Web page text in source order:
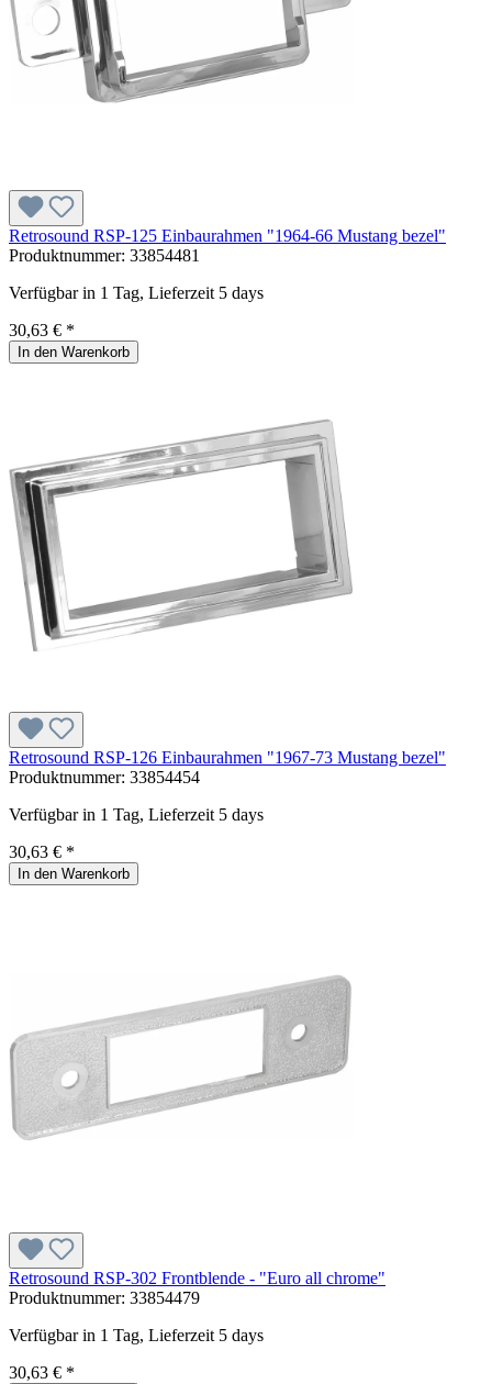
Retrosound RSP-125 Einbaurahmen "1964-66 Mustang bezel"
Produktnummer: 33854481
Verfügbar in 1 Tag, Lieferzeit 5 days
30,63 € *
In den Warenkorb
Retrosound RSP-126 Einbaurahmen "1967-73 Mustang bezel"
Produktnummer: 33854454
Verfügbar in 1 Tag, Lieferzeit 5 days
30,63 € *
In den Warenkorb
Retrosound RSP-302 Frontblende - "Euro all chrome"
Produktnummer: 33854479
Verfügbar in 1 Tag, Lieferzeit 5 days
30,63 € *